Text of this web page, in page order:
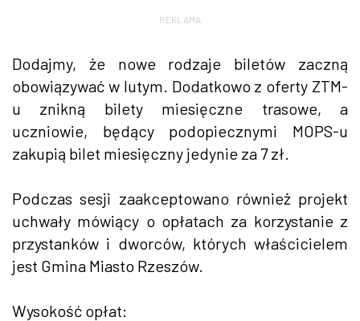
REKLAMA
Dodajmy, że nowe rodzaje biletów zaczną
obowiązywać w lutym. Dodatkowo z oferty ZTM-
u znikną bilety miesięczne trasowe, a
uczniowie, będący podopiecznymi MOPS-u
zakupią bilet miesięczny jedynie za 7 zł.
Podczas sesji zaakceptowano również projekt
uchwały mówiący o opłatach za korzystanie z
przystanków i dworców, których właścicielem
jest Gmina Miasto Rzeszów.
Wysokość opłat: